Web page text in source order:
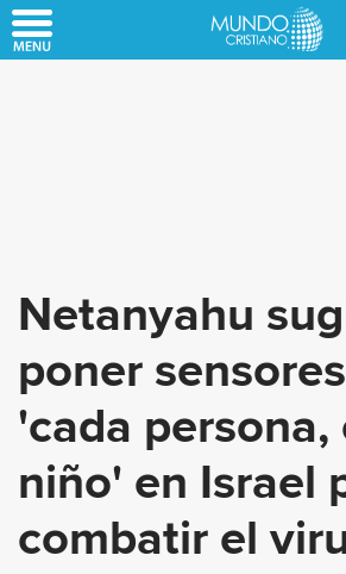
to
Netanyahu
poner
'cada persona,
niño' en Israel
combatir el